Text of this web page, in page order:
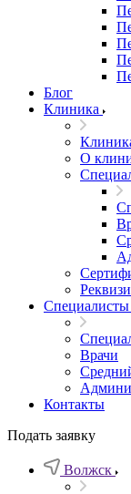
Блог
Клиника
О
Специалисты
Врачи
Контакты
Подать заявку
Волжск